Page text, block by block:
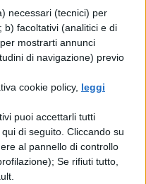
necessari (tecnici) per
b) facoltativi (analitici e di
mostrarti annunci
di navigazione) previo
cookie policy, leggi
puoi accettarli tutti
di seguito. Cliccando su
al pannello di controllo
Se rifiuti tutto,
dallagricoltura
Sabino rimaneva
contro di lui
e, mostrate le
le possibilità di
solo i nemici ma
Sabino;